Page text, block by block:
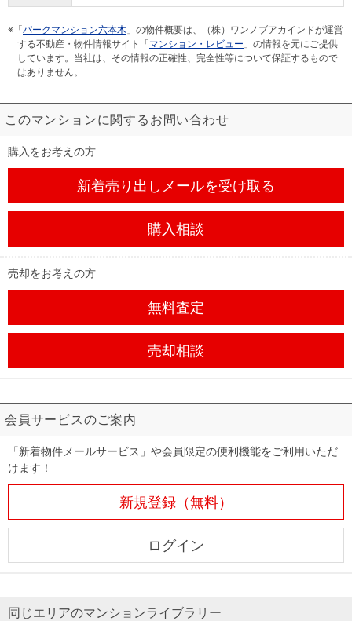
※「 パークマンション六本木 」の物件概要は、（株）ワンノブアカインドが運営
する不動産・物件情報サイト「 マンション・レビュー 」の情報を元にご提供
しています。当社は、その情報の正確性、完全性等について保証するもので
はありません。
このマンションに関するお問い合わせ
購入をお考えの方
新着売り出しメールを受け取る
購入相談
売却をお考えの方
無料査定
売却相談
会員サービスのご案内
「新着物件メールサービス」や会員限定の便利機能をご利用いただ
けます！
新規登録（無料）
ログイン
同じエリアのマンションライブラリー